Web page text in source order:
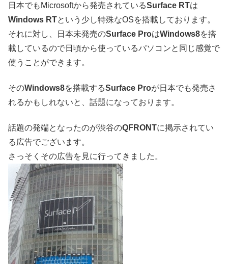
日本でもMicrosoftから発売されているSurface RTは
Windows RTという少し特殊なOSを搭載しております。
それに対し、日本未発売のSurface ProはWindows8を搭
載しているので日頃から使っているパソコンと同じ感覚で
使うことができます。
そのWindows8を搭載するSurface Proが日本でも発売さ
れるかもしれないと、話題になっております。
話題の発端となったのが渋谷のQFRONTに掲示されてい
る広告でございます。
さっそくその広告を見に行ってきました。